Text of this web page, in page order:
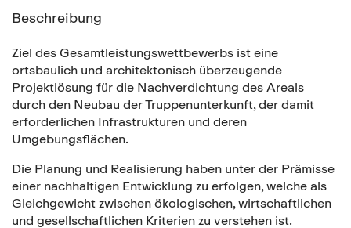
Beschreibung
Ziel des Gesamtleistungswettbewerbs ist eine
ortsbaulich und architektonisch überzeugende
Projektlösung für die Nachverdichtung des Areals
durch den Neubau der Truppenunterkunft, der damit
erforderlichen Infrastrukturen und deren
Umgebungsflächen.
Die Planung und Realisierung haben unter der Prämisse
einer nachhaltigen Entwicklung zu erfolgen, welche als
Gleichgewicht zwischen ökologischen, wirtschaftlichen
und gesellschaftlichen Kriterien zu verstehen ist.